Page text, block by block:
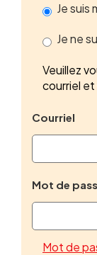
Je suis
Je ne
Veuillez
courriel
Courriel
Mot de
Mot de